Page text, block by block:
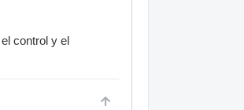
control y el